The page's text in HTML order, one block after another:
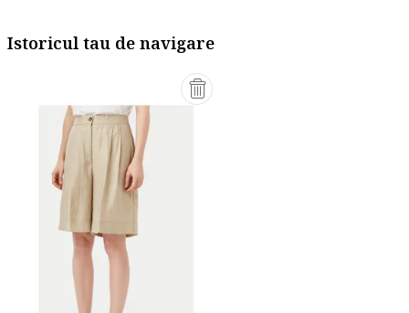
Istoricul tau de navigare